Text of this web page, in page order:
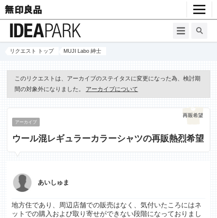
リクエスト トップ MUJI Labo 紳士
このリクエストは、アーカイブのステイタスに変更になった為、検討期
間の対象外になりました。
アーカイブについて
アーカイブ
ウール混レギュラーカラーシャツの再販熱烈希望
あいしゅま
地方住であり、周辺店舗での販売はなく、気付いたころにはネ
ットでの購入および取り寄せができない段階になっておりまし